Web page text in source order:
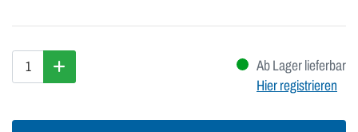
Ab Lager lieferbar
Hier registrieren